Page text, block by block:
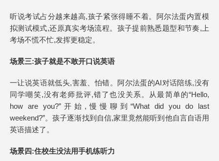
听说考试占分越来越高,孩子紧张得睡不着。阿尔法蛋内置模
拟测试模式,还原真实考场流程。孩子提前熟悉题型和节奏,上
考场不慌不忙,发挥更稳定。
场景三:孩子就是不敢开口说英语
一让说英语就低头,害羞、怕错。阿尔法蛋的AI对话陪练,没有
同学嘲笑,没有老师批评,错了也没关系。从最简单的“Hello,
how are you?”开始,慢慢聊到“What did you do last
weekend?”。孩子逐渐找到自信,家里竟然能听到他自言自语用
英语描述了。
场景四:住校生没法用手机练听力